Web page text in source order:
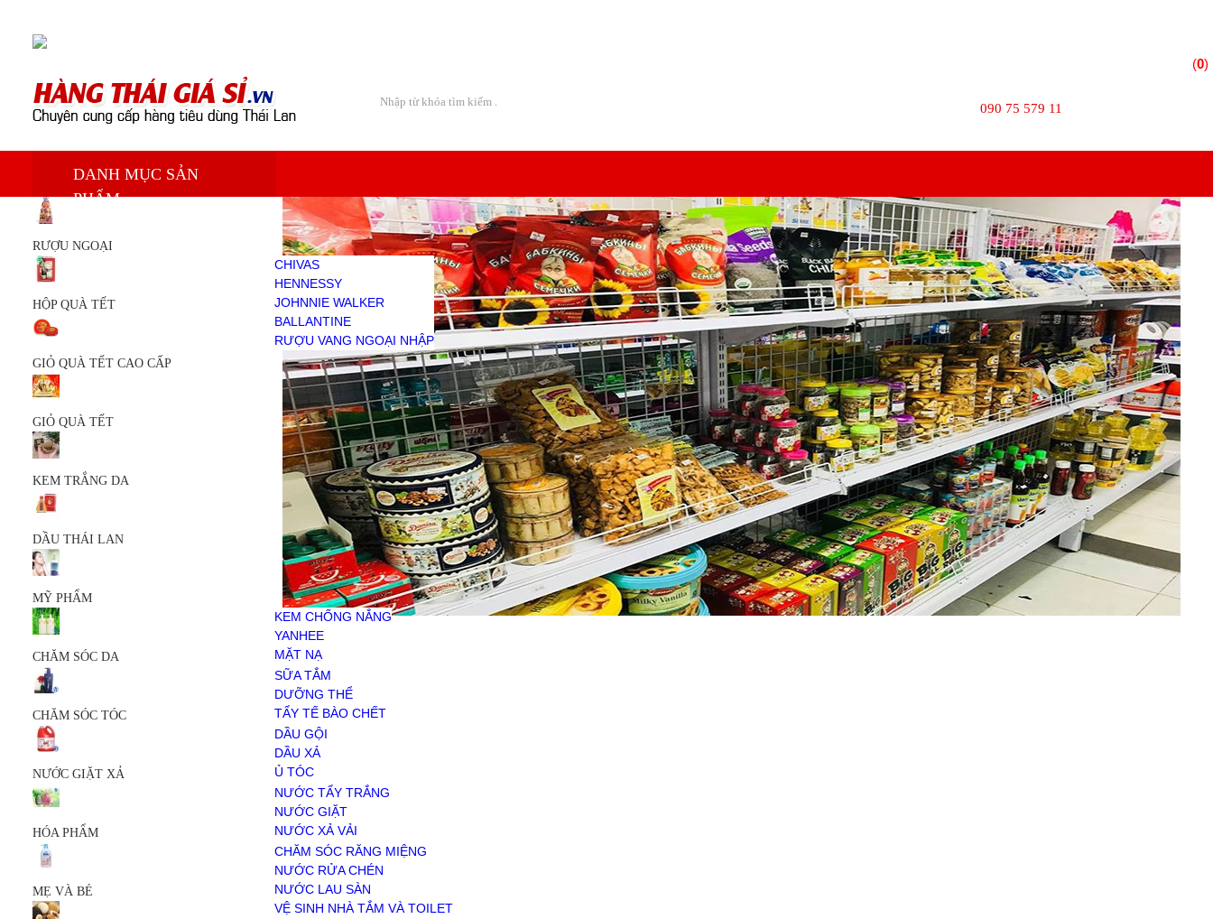
(0)
090 75 579 11
Sản phẩm
RƯỢU NGOẠI
CHIVAS
JOHNNIE WALKER
BALLANTINE
HỘP QUÀ TẾT
GIỎ QUÀ TẾT CAO CẤP
KEM TRẮNG DA
DẦU THÁI LAN
KEM CHỐNG NẮNG
YANHEE
MẶT NẠ
SERUM
SỮA RỬA MẶT
CHĂM SÓC DA
SỮA TẮM
DƯỠNG THỂ
TẨY TẾ BÀO CHẾT
CHĂM SÓC TÓC
DẦU GỘI
DẦU XẢ
Ủ TÓC
NƯỚC GIẶT XẢ
NƯỚC TẨY TRẮNG
NƯỚC GIẶT
NƯỚC XẢ VẢI
BỘT GIẶT
HÓA PHẨM
CHĂM SÓC RĂNG MIỆNG
NƯỚC RỬA CHÉN
NƯỚC LAU SÀN
VỆ SINH NHÀ TẮM VÀ TOILET
MẸ VÀ BÉ
DANH MỤC SẢN
PHẨM
RƯỢU NGOẠI
CHIVAS
HENNESSY
JOHNNIE WALKER
BALLANTINE
RƯỢU VANG NGOẠI NHẬP
HỘP QUÀ TẾT
GIỎ QUÀ TẾT CAO CẤP
GIỎ QUÀ TẾT
KEM TRẮNG DA
DẦU THÁI LAN
MỸ PHẨM
KEM CHỐNG NẮNG
YANHEE
MẶT NẠ
SERUM
SỮA RỬA MẶT
SẢN PHẨM KHÁC
CHĂM SÓC DA
SỮA TẮM
DƯỠNG THỂ
TẨY TẾ BÀO CHẾT
CHĂM SÓC TÓC
DẦU GỘI
DẦU XẢ
Ủ TÓC
NƯỚC GIẶT XẢ
NƯỚC TẨY TRẮNG
NƯỚC GIẶT
NƯỚC XẢ VẢI
BỘT GIẶT
HÓA PHẨM
CHĂM SÓC RĂNG MIỆNG
NƯỚC RỬA CHÉN
NƯỚC LAU SÀN
VỆ SINH NHÀ TẮM VÀ TOILET
MẸ VÀ BÉ